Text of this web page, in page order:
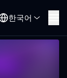
한국어